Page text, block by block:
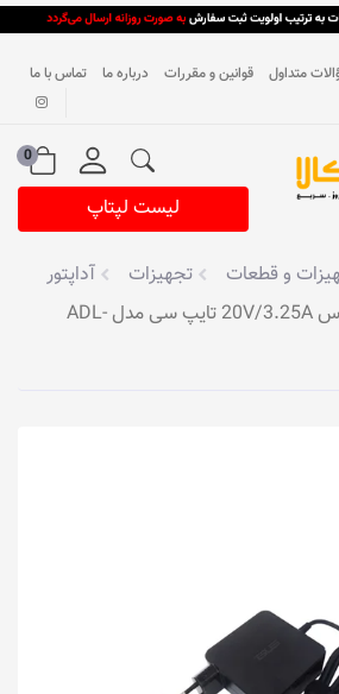
متداول قوانین و مقررات درباره ما تماس با ما
0
لیست لپتاپ
و قطعات تجهیزات
آداپتور
آداپتور لپ تاپ ایسوس 20V/3.25A تایپ سی مدل ADL-